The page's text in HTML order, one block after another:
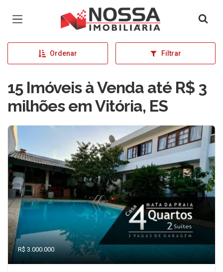
Página inicial
Ordenar Filtrar
15 Imóveis à Venda até R$ 3
milhões em Vitória, ES
R$ 3.000.000